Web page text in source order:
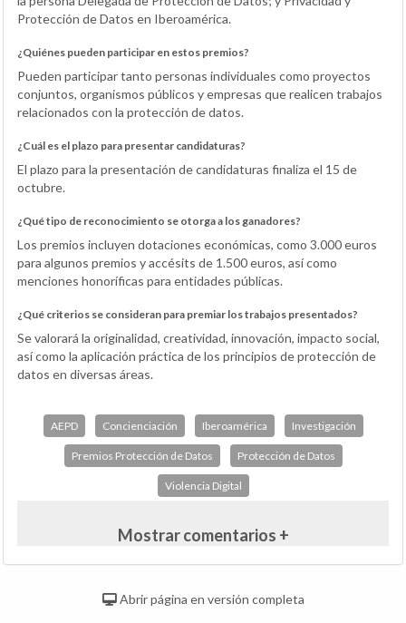
Protección de Datos en Iberoamérica.
¿Quiénes pueden participar en estos premios?
Pueden participar tanto personas individuales como proyectos
conjuntos, organismos públicos y empresas que realicen trabajos
relacionados con la protección de datos.
¿Cuál es el plazo para presentar candidaturas?
El plazo para la presentación de candidaturas finaliza el 15 de
octubre.
¿Qué tipo de reconocimiento se otorga a los ganadores?
Los premios incluyen dotaciones económicas, como 3.000 euros
para algunos premios y accésits de 1.500 euros, así como
menciones honoríficas para entidades públicas.
¿Qué criterios se consideran para premiar los trabajos presentados?
Se valorará la originalidad, creatividad, innovación, impacto social,
así como la aplicación práctica de los principios de protección de
datos en diversas áreas.
AEPD Concienciación Iberoamérica Investigación
Premios Protección de Datos Protección de Datos
Violencia Digital
Mostrar comentarios +
Abrir página en versión completa